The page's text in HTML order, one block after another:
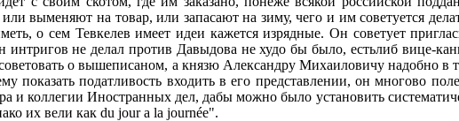
выменяют на товар, или запасают на зиму, чего и им советуется
о сем Тевкелев имеет идеи кажется изрядные. Он советует
не делал против Давыдова не худо бы было, естьлиб вице-
о вышеписаном, а князю Александру Михаиловичу надобно
показать податливость входить в его представлении, он многово
и коллегии Иностранных дел, дабы можно было установить
их вели как du jour а la journée".